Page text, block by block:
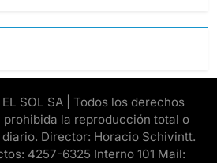
SOL SA | Todos los derechos
prohibida la reproducción total o
Director: Horacio Schivintt.
4257-6325 Interno 101 Mail: